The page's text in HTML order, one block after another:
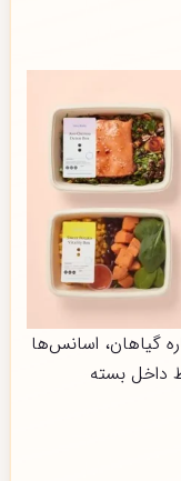
گیاهان، اسانس‌ها
داخل بسته